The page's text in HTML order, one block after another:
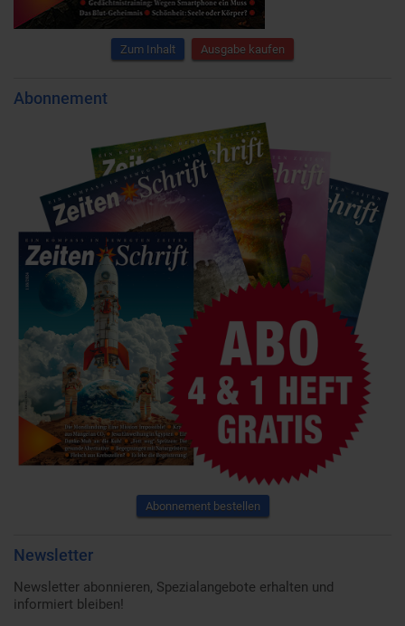
Zum Inhalt Ausgabe kaufen
Abonnement
Abonnement bestellen
Newsletter
Newsletter abonnieren, Spezialangebote erhalten und
informiert bleiben!